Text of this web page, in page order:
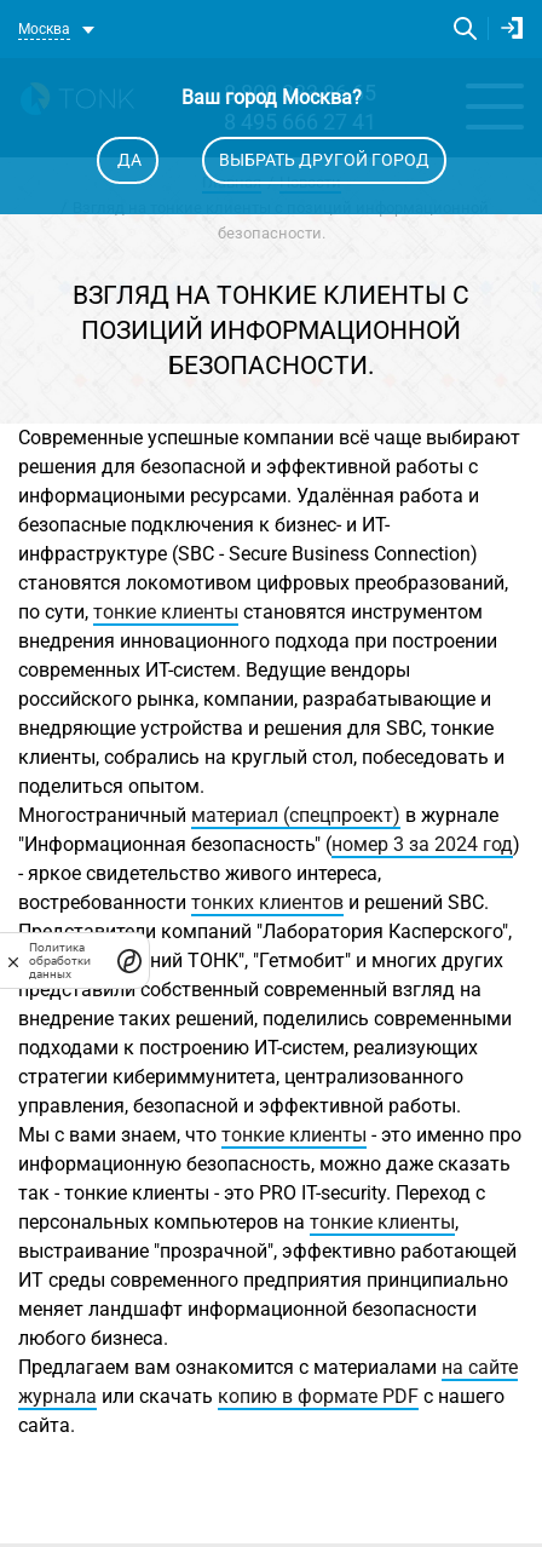
Москва
8 800 333 86 65
8 495 666 27 41
Ваш город Москва?
ДА ВЫБРАТЬ ДРУГОЙ ГОРОД
Главная
Новости
безопасности.
ВЗГЛЯД НА ТОНКИЕ КЛИЕНТЫ С
ПОЗИЦИЙ ИНФОРМАЦИОННОЙ
БЕЗОПАСНОСТИ.
Современные успешные компании всё чаще выбирают
решения для безопасной и эффективной работы с
информациоными ресурсами. Удалённая работа и
безопасные подключения к бизнес- и ИТ-
инфраструктуре (SBC - Secure Business Connection)
становятся локомотивом цифровых преобразований,
по сути, тонкие клиенты становятся инструментом
внедрения инновационного подхода при построении
современных ИТ-систем. Ведущие вендоры
российского рынка, компании, разрабатывающие и
внедряющие устройства и решения для SBC, тонкие
клиенты, собрались на круглый стол, побеседовать и
поделиться опытом.
Многостраничный материал (спецпроект) в журнале
"Информационная безопасность" (номер 3 за 2024 год)
- яркое свидетельство живого интереса,
востребованности тонких клиентов и решений SBC.
Представители компаний "Лаборатория Касперского",
"Группа Комапний ТОНК", "Гетмобит" и многих других
представили собственный современный взгляд на
внедрение таких решений, поделились современными
подходами к построению ИТ-систем, реализующих
стратегии кибериммунитета, централизованного
управления, безопасной и эффективной работы.
Мы с вами знаем, что тонкие клиенты - это именно про
информационную безопасность, можно даже сказать
так - тонкие клиенты - это PRO IT-security. Переход с
персональных компьютеров на тонкие клиенты,
выстраивание "прозрачной", эффективно работающей
ИТ среды современного предприятия принципиально
меняет ландшафт информационной безопасности
любого бизнеса.
Предлагаем вам ознакомится с материалами на сайте
журнала или скачать копию в формате PDF с нашего
сайта.
Политика
обработки
данных